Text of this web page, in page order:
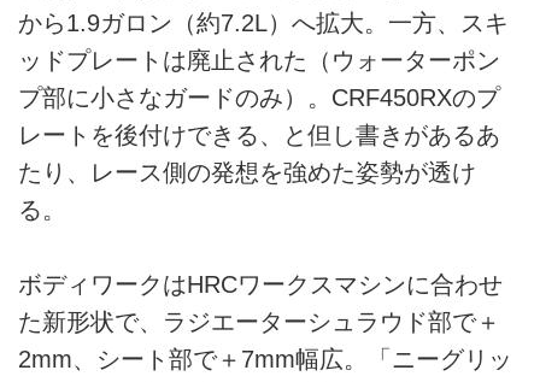
から1.9ガロン（約7.2L）へ拡大。一方、スキ
ッドプレートは廃止された（ウォーターポン
プ部に小さなガードのみ）。CRF450RXのプ
レートを後付けできる、と但し書きがあるあ
たり、レース側の発想を強めた姿勢が透け
る。
ボディワークはHRCワークスマシンに合わせ
た新形状で、ラジエーターシュラウド部で＋
2mm、シート部で＋7mm幅広。「ニーグリッ